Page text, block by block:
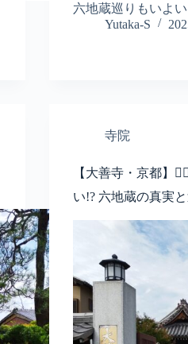
六地蔵巡りもいよ
Yutaka-S
寺院
【大善寺・京都】
い!? 六地蔵の真実